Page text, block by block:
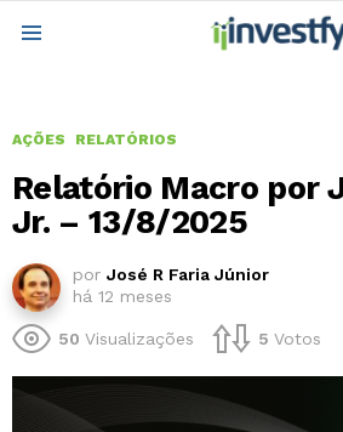
AÇÕES RELATÓRIOS
Relatório Macro por
Jr. – 13/8/2025
por José R Faria Júnior
há 12 meses
50 Visualizações 5 Votos